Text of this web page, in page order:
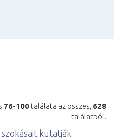
76-100 találata az összes, 628
találatból.
kutatják